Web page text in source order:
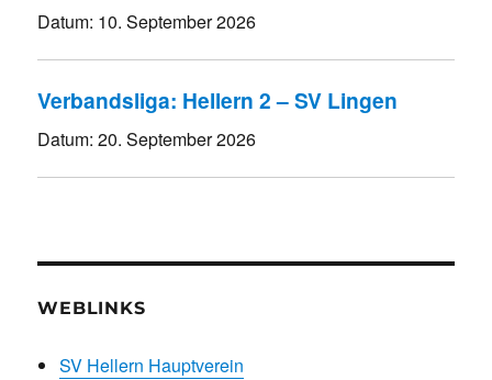
Datum: 10. September 2026
Verbandsliga: Hellern 2 – SV Lingen
Datum:20. September 2026
WEBLINKS
SV Hellern Hauptverein